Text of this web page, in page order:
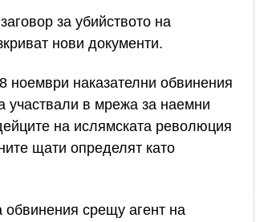
за убийството на
нови документи.
ноември наказателни обвинения
участвали в мрежа за наемни
на ислямската революция
щати определят като
обвинения срещу агент на